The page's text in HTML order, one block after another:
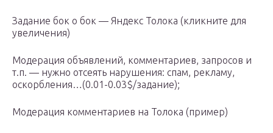
Задание бок о бок — Яндекс Толока (кликните для
увеличения)
Модерация объявлений, комментариев, запросов и
т.п. — нужно отсеять нарушения: спам, рекламу,
оскорбления…(0.01-0.03$/задание);
Модерация комментариев на Толока (пример)